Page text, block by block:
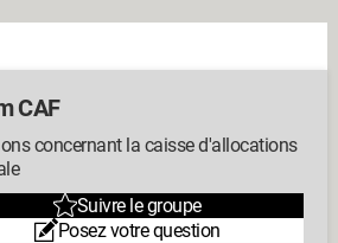
CAF
concernant la caisse d'allocations
Suivre le groupe
Posez votre question